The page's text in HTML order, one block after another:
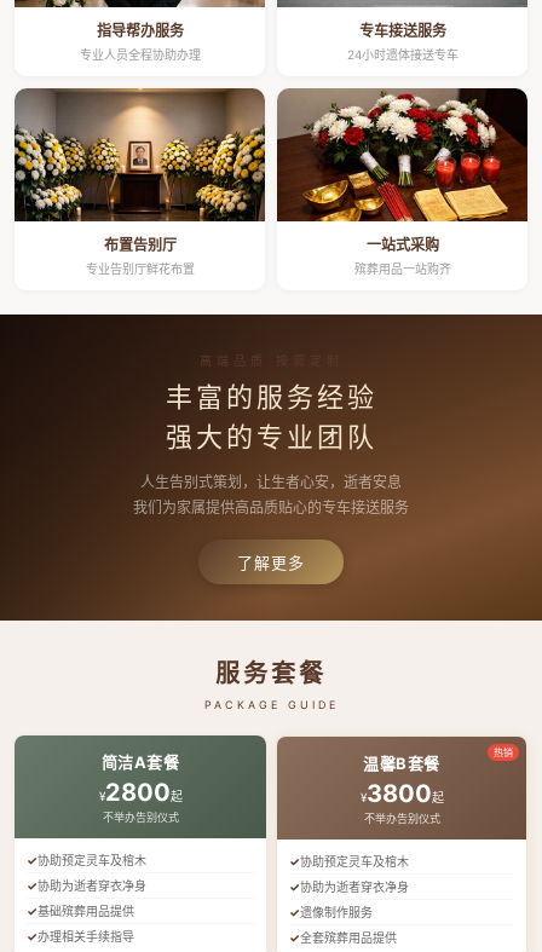
指导帮办服务
专业人员全程协助办理
专车接送服务
24小时遗体接送专车
布置告别厅
专业告别厅鲜花布置
一站式采购
殡葬用品一站购齐
高端品质 按需定制
丰富的服务经验
强大的专业团队
人生告别式策划，让生者心安，逝者安息
我们为家属提供高品质贴心的专车接送服务
了解更多
服务套餐
PACKAGE GUIDE
简洁A套餐
¥2800起
不举办告别仪式
协助预定灵车及棺木
协助为逝者穿衣净身
基础殡葬用品提供
办理相关手续指导
热销
温馨B套餐
¥3800起
不举办告别仪式
协助预定灵车及棺木
协助为逝者穿衣净身
遗像制作服务
全套殡葬用品提供